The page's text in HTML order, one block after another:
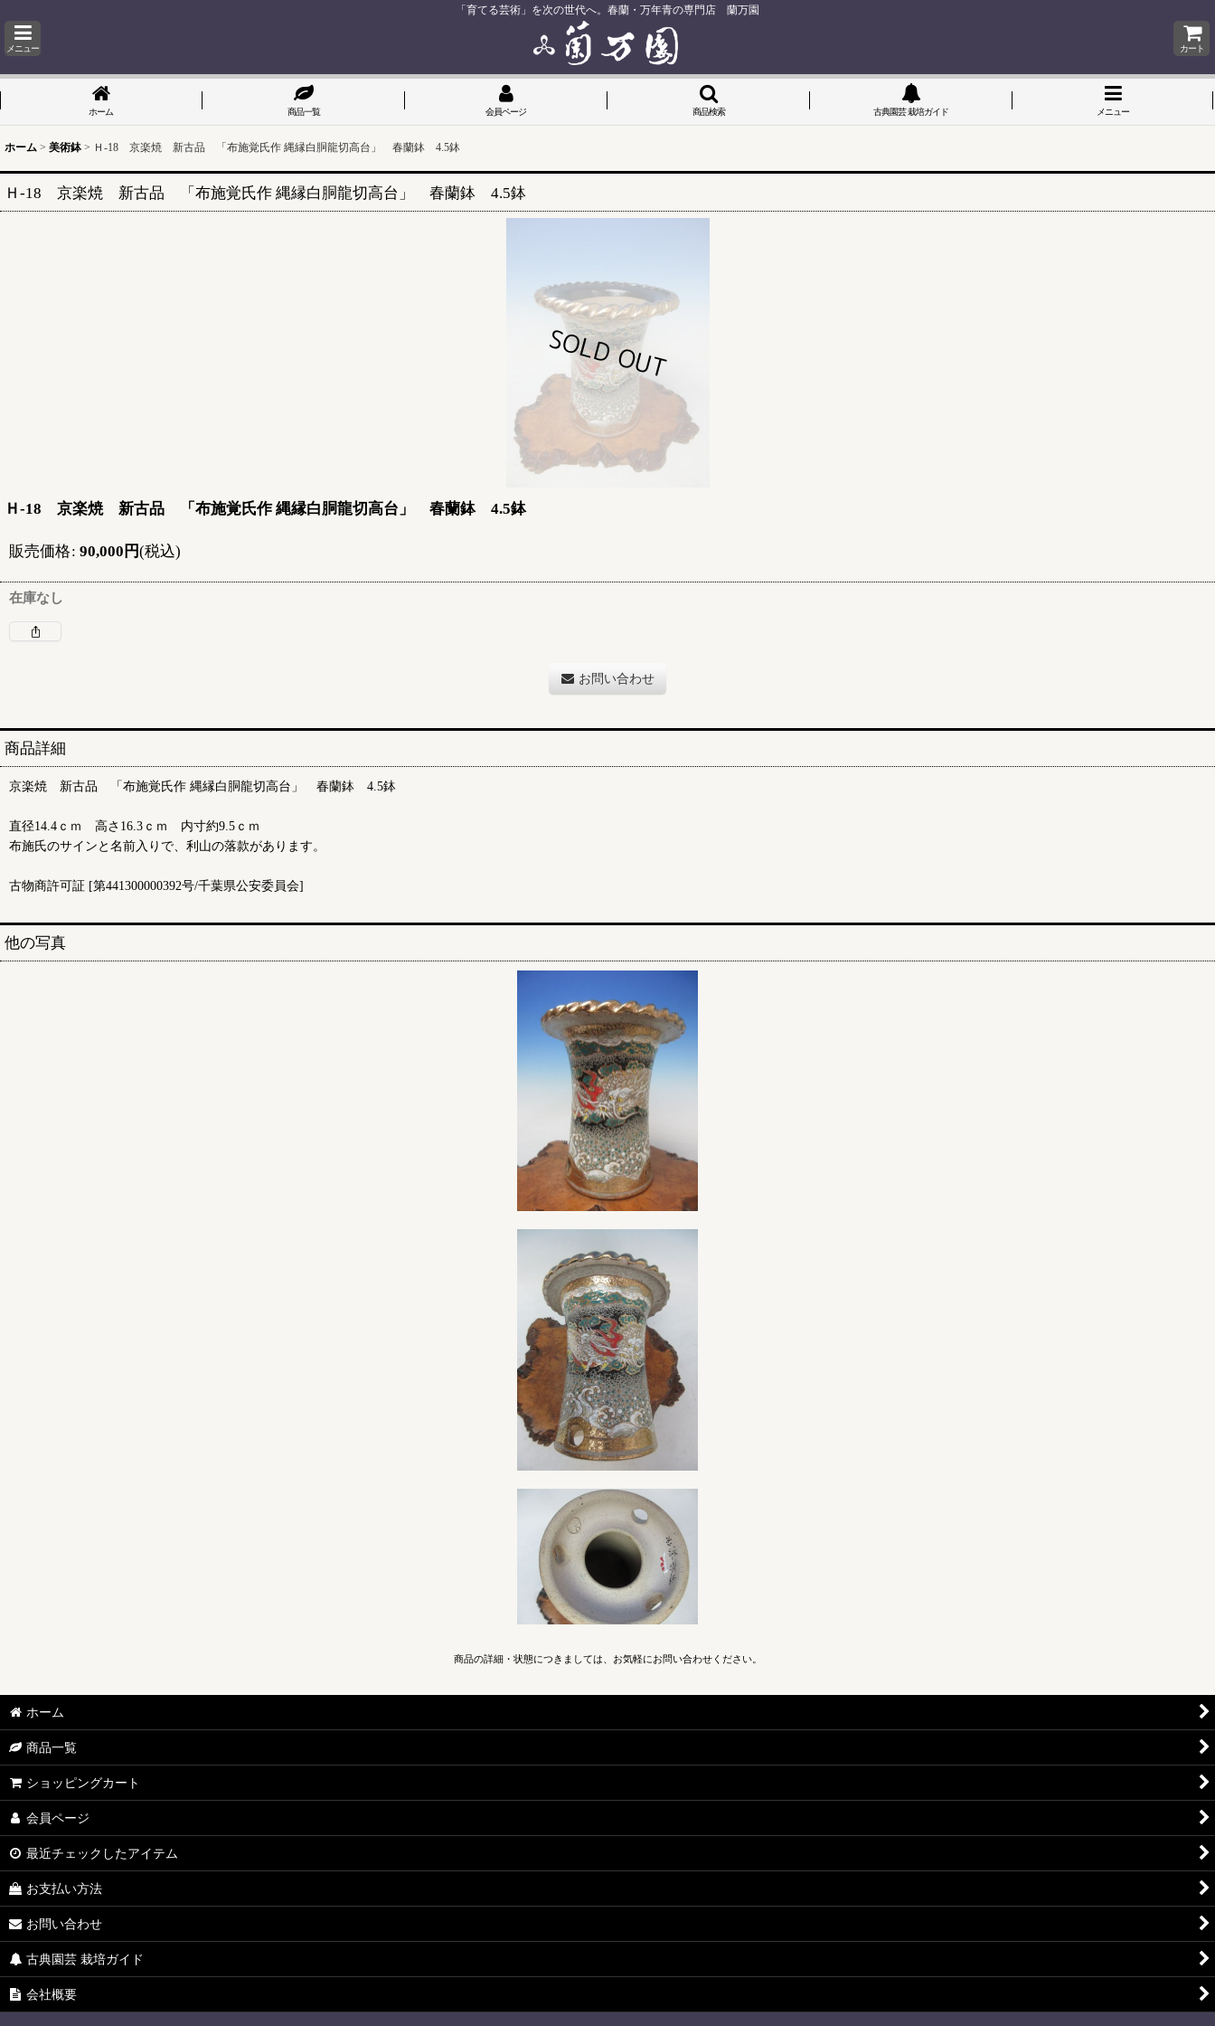
「育てる芸術」を次の世代へ。春蘭・万年青の専門店 蘭万園
メニュー カート
ホーム 商品一覧 会員ページ 商品検索 古典園芸 栽培ガイド メニュー
ホーム > 美術鉢 > Ｈ-18 京楽焼 新古品 「布施覚氏作 縄縁白胴龍切高台」 春蘭鉢 4.5鉢
Ｈ-18 京楽焼 新古品 「布施覚氏作 縄縁白胴龍切高台」 春蘭鉢 4.5鉢
Ｈ-18 京楽焼 新古品 「布施覚氏作 縄縁白胴龍切高台」 春蘭鉢 4.5鉢
販売価格: 90,000 円(税込)
在庫なし
お問い合わせ
商品詳細
京楽焼 新古品 「布施覚氏作 縄縁白胴龍切高台」 春蘭鉢 4.5鉢
直径14.4ｃｍ 高さ16.3ｃｍ 内寸約9.5ｃｍ
布施氏のサインと名前入りで、利山の落款があります。
古物商許可証 [第441300000392号/千葉県公安委員会]
他の写真
商品の詳細・状態につきましては、お気軽にお問い合わせください。
ホーム
商品一覧
ショッピングカート
会員ページ
最近チェックしたアイテム
お支払い方法
お問い合わせ
古典園芸 栽培ガイド
会社概要